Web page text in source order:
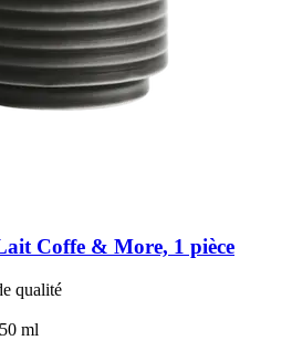
Coffe & More, 1 pièce
qualité
ml